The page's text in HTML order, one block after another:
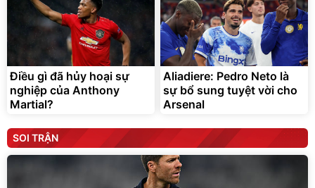
Điều gì đã hủy hoại sự
nghiệp của Anthony
Martial?
Aliadiere: Pedro Neto là
sự bổ sung tuyệt vời cho
Arsenal
SOI TRẬN